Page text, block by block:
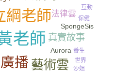
老師
綱老師
廣播 藝術雲
真實故事
法律雲
SpongeSis
Aurora 養生
保健
沙姐
世界
互動